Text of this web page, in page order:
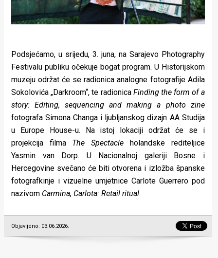
Podsjećamo, u srijedu, 3. juna, na Sarajevo Photography
Festivalu publiku očekuje bogat program. U Historijskom
muzeju održat će se radionica analogne fotografije Adila
Sokolovića „Darkroom“, te radionica Finding the form of a
story: Editing, sequencing and making a photo zine
fotografa Simona Changa i ljubljanskog dizajn AA Studija
u Europe House-u. Na istoj lokaciji održat će se i
projekcija filma The Spectacle holandske rediteljice
Yasmin van Dorp. U Nacionalnoj galeriji Bosne i
Hercegovine svečano će biti otvorena i izložba španske
fotografkinje i vizuelne umjetnice Carlote Guerrero pod
nazivom Carmina, Carlota: Retail ritual.
Objavljeno: 03.06.2026.